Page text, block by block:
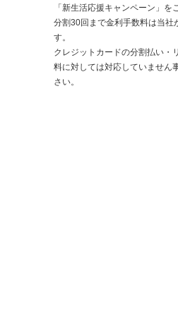
「新生活応援キャンペーン」を
分割30回まで金利手数料は当社
す。
クレジットカードの分割払い・
料に対しては対応していません
さい。